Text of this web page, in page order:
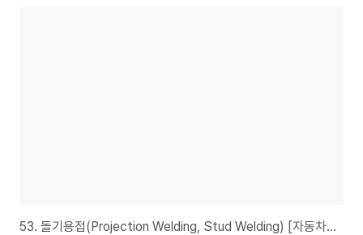
53. 돌기용접(Projection Welding, Stud Welding) [자동차 용어: 차체]